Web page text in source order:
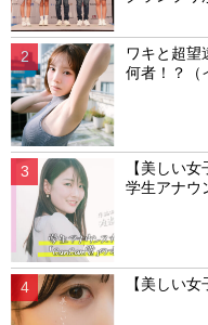
ワキと超望
何者！？（
【美しい
学生アナウ
【美しい